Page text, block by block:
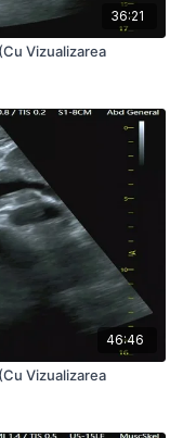
36:21
Vizualizarea
46:46
Vizualizarea